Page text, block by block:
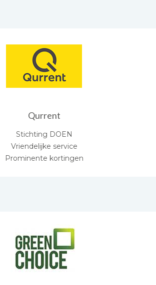
Qurrent
Stichting DOEN
Vriendelijke service
Prominente kortingen